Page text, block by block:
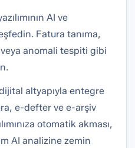
AI ve
Fatura tanıma,
anomali tespiti gibi
altyapıyla entegre
e-defter ve e-arşiv
otomatik akması,
AI analizine zemin